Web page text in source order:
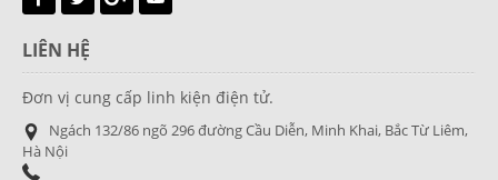
LIÊN HỆ
Đơn vị cung cấp linh kiện điện tử.
Ngách 132/86 ngõ 296 đường Cầu Diễn, Minh Khai, Bắc Từ Liêm,
Hà Nội